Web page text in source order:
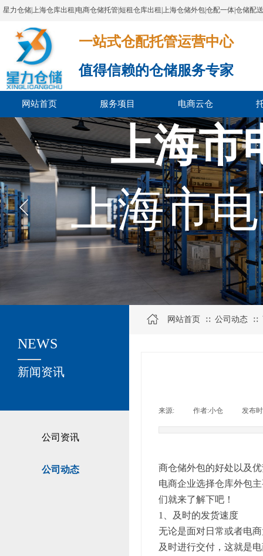
星力仓储|上海仓库出租|电商仓储托管|短租仓库出租|上海仓储外包|仓配一体|仓储配
一站式仓配托管运营中心​​​​​​​​​​​​​​​​​
值得信赖的仓储服务专家
网站首页 服务项目 电商云仓
上海市
上海市
公司资讯
公司动态
关于我们
新闻资讯
NEWS
网站首页 ∷ 公司动态 ∷
来源: 作者:小仓 发布
商仓储外包的好处以及
电商企业选择仓库外包
们就来了解下吧！
1、及时的发货速度
无论是面对日常或者电
及时进行交付，这就是